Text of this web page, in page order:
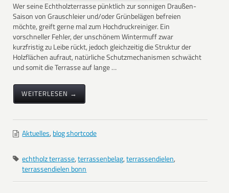
Wer seine Echtholzterrasse pünktlich zur sonnigen Draußen-
Saison von Grauschleier und/oder Grünbelägen befreien
möchte, greift gerne mal zum Hochdruckreiniger. Ein
vorschneller Fehler, der unschönem Wintermuff zwar
kurzfristig zu Leibe rückt, jedoch gleichzeitig die Struktur der
Holzflächen aufraut, natürliche Schutzmechanismen schwächt
und somit die Terrasse auf lange …
WEITERLESEN →
Aktuelles, blog shortcode
echtholz terrasse,terrassenbelag,terrassendielen,
terrassendielen bonn